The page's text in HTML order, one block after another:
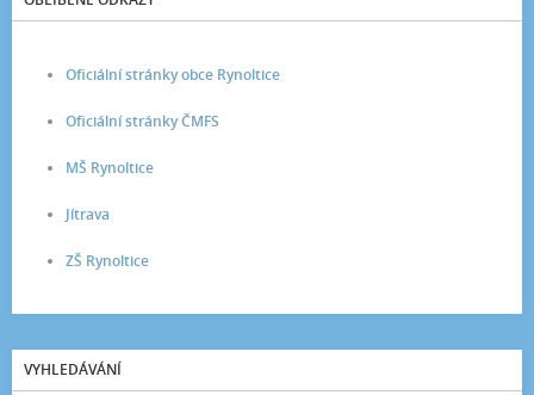
Oficiální stránky obce Rynoltice
Oficiální stránky ČMFS
MŠ Rynoltice
Jítrava
ZŠ Rynoltice
VYHLEDÁVÁNÍ